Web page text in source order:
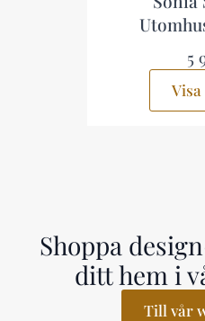
5
Visa
Shoppa
ditt hem i
Till vår